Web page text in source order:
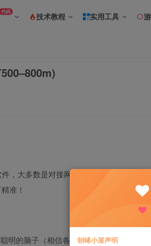
代码 技术教程 实用工具
，大多数是对接网站进行查询，本文分
准！
明的脑子（相信各位脑子聪明着嘞）3.
朝晞小屋声明